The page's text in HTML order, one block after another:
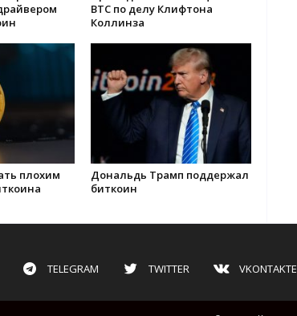
BTC по делу Клифтона
Коллинза
плохим
Дональдь Трамп поддержал
биткоин
TELEGRAM TWITTER VKONTAKTE